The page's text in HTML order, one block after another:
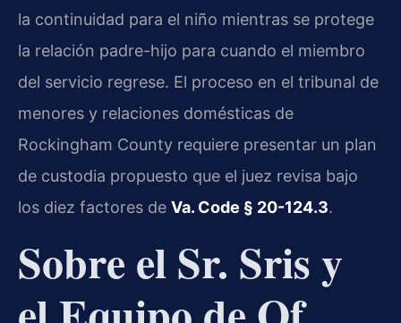
la continuidad para el niño mientras se protege
la relación padre-hijo para cuando el miembro
del servicio regrese. El proceso en el tribunal de
menores y relaciones domésticas de
Rockingham County requiere presentar un plan
de custodia propuesto que el juez revisa bajo
los diez factores de Va. Code § 20-124.3.
Sobre el Sr. Sris y